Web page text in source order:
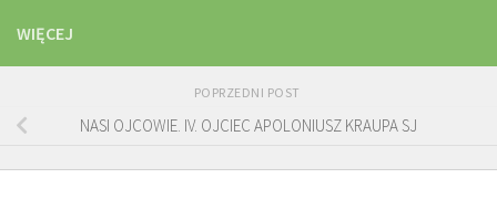
WIĘCEJ
POPRZEDNI POST
NASI OJCOWIE. IV. OJCIEC APOLONIUSZ KRAUPA SJ